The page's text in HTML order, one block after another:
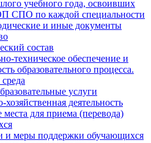
учебного года, освоивших
СПО по каждой специальности
и иные документы
состав
техническое обеспечение и
образовательного процесса.
услуги
деятельность
для приема (перевода)
и меры поддержки обучающихся